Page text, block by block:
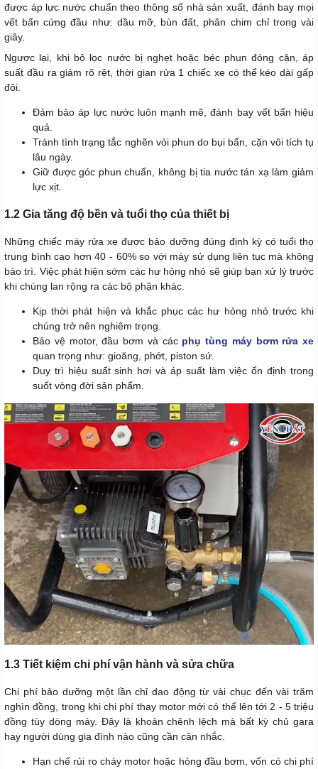
được áp lực nước chuẩn theo thông số nhà sản xuất, đánh bay mọi
vết bẩn cứng đầu như: dầu mỡ, bùn đất, phân chim chỉ trong vài
giây.
Ngược lại, khi bộ lọc nước bị nghẹt hoặc béc phun đóng cặn, áp
suất đầu ra giảm rõ rệt, thời gian rửa 1 chiếc xe có thể kéo dài gấp
đôi.
Đảm bảo áp lực nước luôn mạnh mẽ, đánh bay vết bẩn hiệu
quả.
Tránh tình trạng tắc nghẽn vòi phun do bụi bẩn, cặn vôi tích tụ
lâu ngày.
Giữ được góc phun chuẩn, không bị tia nước tán xạ làm giảm
lực xịt.
1.2 Gia tăng độ bền và tuổi thọ của thiết bị
Những chiếc máy rửa xe được bảo dưỡng đúng định kỳ có tuổi thọ
trung bình cao hơn 40 - 60% so với máy sử dụng liên tục mà không
bảo trì. Việc phát hiện sớm các hư hỏng nhỏ sẽ giúp bạn xử lý trước
khi chúng lan rộng ra các bộ phận khác.
Kịp thời phát hiện và khắc phục các hư hỏng nhỏ trước khi
chúng trở nên nghiêm trọng.
Bảo vệ motor, đầu bơm và các phụ tùng máy bơm rửa xe
quan trọng như: gioăng, phớt, piston sứ.
Duy trì hiệu suất sinh hơi và áp suất làm việc ổn định trong
suốt vòng đời sản phẩm.
1.3 Tiết kiệm chi phí vận hành và sửa chữa
Chi phí bảo dưỡng một lần chỉ dao động từ vài chục đến vài trăm
nghìn đồng, trong khi chi phí thay motor mới có thể lên tới 2 - 5 triệu
đồng tùy dòng máy. Đây là khoản chênh lệch mà bất kỳ chủ gara
hay người dùng gia đình nào cũng cần cân nhắc.
Hạn chế rủi ro cháy motor hoặc hỏng đầu bơm, vốn có chi phí